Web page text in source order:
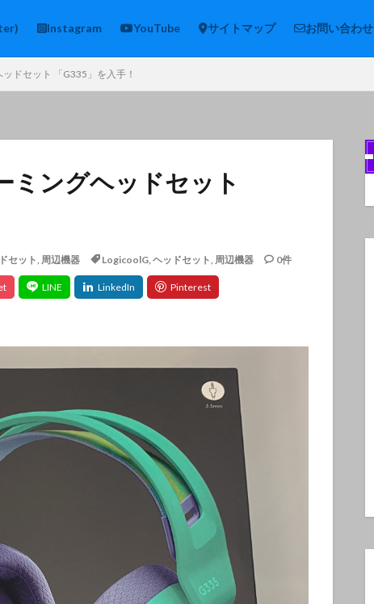
Instagram YouTube サイトマップ お問い合わせ
ドセット 「G335」を入手！
ミングヘッドセット
セット, 周辺機器 LogicoolG, ヘッドセット, 周辺機器 0件